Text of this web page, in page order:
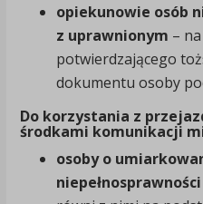
opiekunowie osób
z uprawnionym –
potwierdzającego
dokumentu osoby
Do korzystania z
środkami komunikacji
osoby o
niepełnosprawności